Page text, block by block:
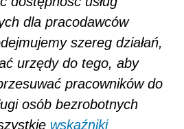
dla pracodawców
szereg działań,
urzędy do tego, aby
pracowników do
osób bezrobotnych
wskaźniki